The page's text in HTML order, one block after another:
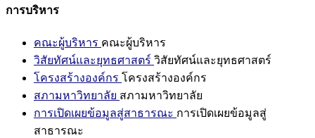
การบริหาร
คณะผู้บริหาร คณะผู้บริหาร
วิสัยทัศน์และยุทธศาสตร์ วิสัยทัศน์และยุทธศาสตร์
โครงสร้างองค์กร โครงสร้างองค์กร
สภามหาวิทยาลัย สภามหาวิทยาลัย
การเปิดเผยข้อมูลสู่สาธารณะ การเปิดเผยข้อมูลสู่
สาธารณะ